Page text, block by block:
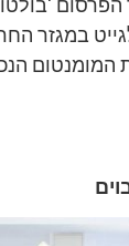
במגזר
המומנטום